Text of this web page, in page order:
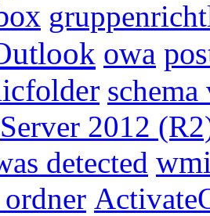
owa
Server 2012
detected